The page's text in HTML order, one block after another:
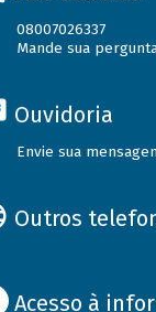
08007026337
Mande sua
Ouvidoria
Envie sua
Outros
Acesso à